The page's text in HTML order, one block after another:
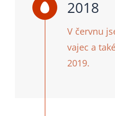
2018
V červnu
vajec a
2019.